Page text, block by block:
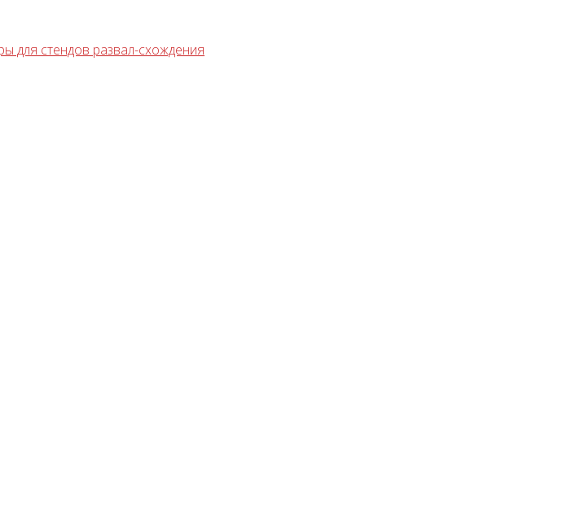
для стендов развал-схождения